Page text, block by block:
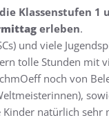
Klassenstufen 1
erleben.
und viele
tolle Stunden mit
noch von
natürlich sehr